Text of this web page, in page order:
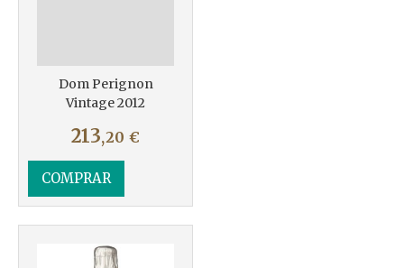
Dom Perignon
Vintage 2012
213,20 €
COMPRAR